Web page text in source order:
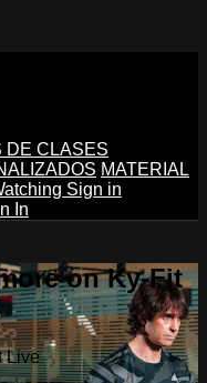
DE CLASES
MATERIAL
Sign in
In
on Ky-Fit
Live